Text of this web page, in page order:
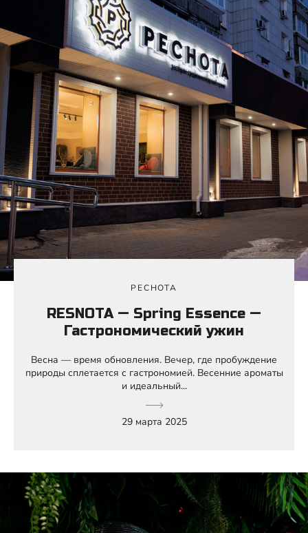
РЕСНОТА
RESNOTA — Spring Essence —
Гастрономический ужин
Весна — время обновления. Вечер, где пробуждение
природы сплетается с гастрономией. Весенние ароматы
и идеальный...
29 марта 2025